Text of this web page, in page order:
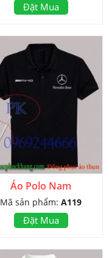
Đặt Mua
Áo Polo Nam
Mã sản phẩm: A119
Đặt Mua